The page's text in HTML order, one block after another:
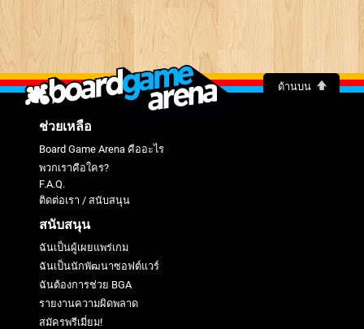
ด้านบน
ช่วยเหลือ
Board Game Arena คืออะไร
พวกเราคือใคร?
F.A.Q.
ติดต่อเรา / สนับสนุน
สนับสนุน
ฉันเป็นผู้เผยแพร่เกม
ฉันเป็นนักพัฒนาซอฟต์แวร์
ฉันต้องการช่วย BGA
รายงานความผิดพลาด
สมัครพรีเมี่ยม!